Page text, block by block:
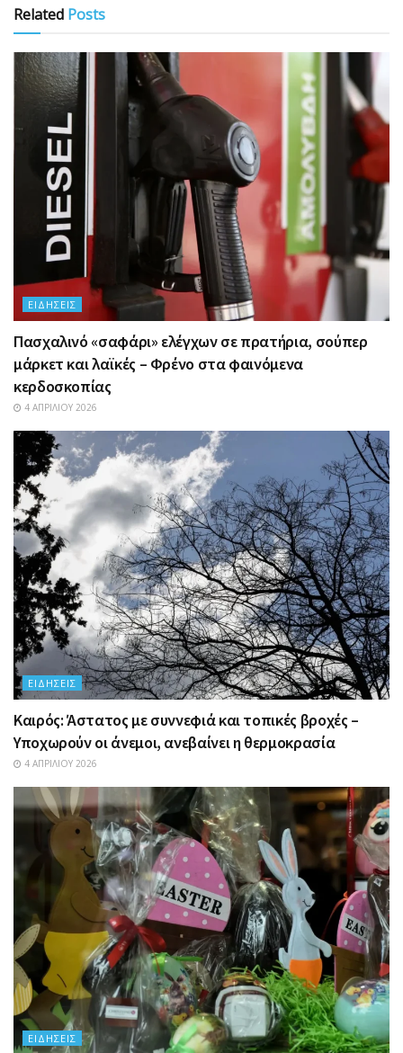
Related Posts
ΕΙΔΉΣΕΙΣ
Πασχαλινό «σαφάρι» ελέγχων σε πρατήρια, σούπερ
μάρκετ και λαϊκές – Φρένο στα φαινόμενα
κερδοσκοπίας
4 ΑΠΡΙΛΊΟΥ 2026
ΕΙΔΉΣΕΙΣ
Καιρός: Άστατος με συννεφιά και τοπικές βροχές –
Υποχωρούν οι άνεμοι, ανεβαίνει η θερμοκρασία
4 ΑΠΡΙΛΊΟΥ 2026
ΕΙΔΉΣΕΙΣ